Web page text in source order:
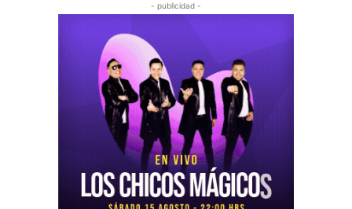
- publicidad -